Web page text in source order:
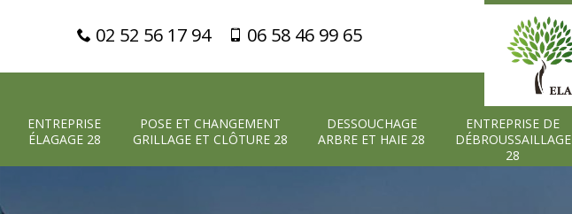
02 52 56 17 94 06 58 46 99 65
ENTREPRISE
ÉLAGAGE 28
POSE ET CHANGEMENT
GRILLAGE ET CLÔTURE 28
DESSOUCHAGE
ARBRE ET HAIE 28
ENTREPRISE DE
DÉBROUSSAILLAGE
28